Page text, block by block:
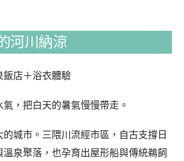
河川納涼
飯店＋浴衣體驗
，把白天的暑氣慢慢帶走。
的城市。三隈川流經市區，自古支撐日
泉聚落，也孕育出屋形船與傳統鵜飼